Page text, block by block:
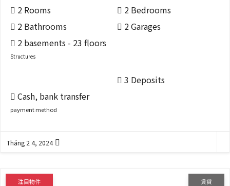
2 Rooms
2 Bedrooms
2 Bathrooms
2 Garages
2 basements - 23 floors
Structures
3 Deposits
Cash, bank transfer
payment method
Tháng 2 4, 2024
賃貸
注目物件